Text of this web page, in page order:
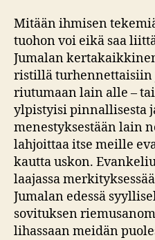
Mitään ihmisen
tuohon voi eikä saa
Jumalan
ristillä turhennettaisiin
riutumaan lain alle –
ylpistyisi pinnallisesta
menestyksestään lain
lahjoittaa itse meille
kautta uskon.
laajassa
Jumalan edessä
sovituksen
lihassaan meidän